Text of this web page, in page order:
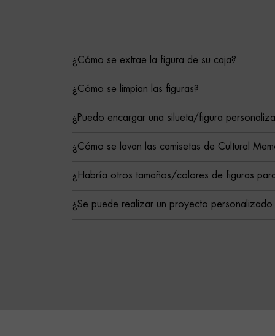
¿Cómo se extrae la figura de su caja?
¿Cómo se limpian las figuras?
¿Puedo encargar una silueta/figura
¿Cómo se lavan las camisetas de Cultural
¿Habría otros tamaños/colores de figuras
¿Se puede realizar un proyecto personalizado